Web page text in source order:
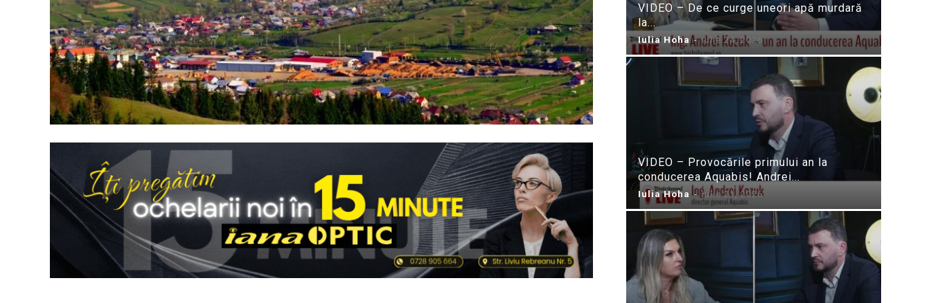
VIDEO – De ce curge uneori apă murdară
la...
Iulia Hoha - iulie 24, 2026
VIDEO – Provocările primului an la
conducerea Aquabis! Andrei...
Iulia Hoha - iulie 21, 2026